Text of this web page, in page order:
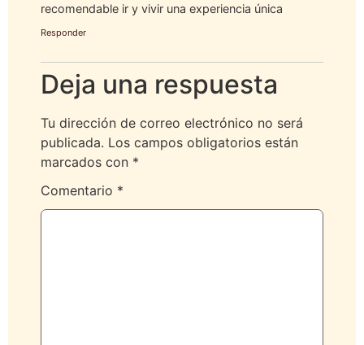
recomendable ir y vivir una experiencia única
Responder
Deja una respuesta
Tu dirección de correo electrónico no será
publicada. Los campos obligatorios están
marcados con *
Comentario *